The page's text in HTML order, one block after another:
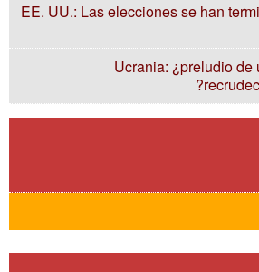
EE. UU.: Las elecciones se han
Ucrania: ¿preludio de